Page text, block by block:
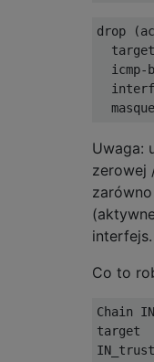
drop
icmp-
Uwaga:
zerowej
interfejs.
Co to
Chain
target